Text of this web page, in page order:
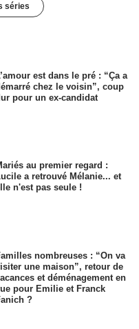
séries
est dans le pré : “Ça a
chez le voisin”, coup
pour un ex-candidat
au premier regard :
a retrouvé Mélanie... et
n'est pas seule !
nombreuses : “On va
une maison”, retour de
et déménagement en
pour Emilie et Franck
?